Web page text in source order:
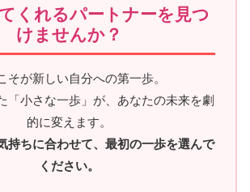
くれるパートナーを見つ
けませんか？
そが新しい自分への第一歩。
「小さな一歩」が、あなたの未来を劇
的に変えます。
持ちに合わせて、最初の一歩を選んで
ください。